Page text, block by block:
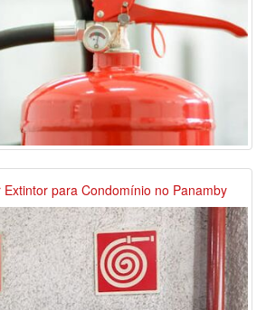
para Condomínio no Panamby